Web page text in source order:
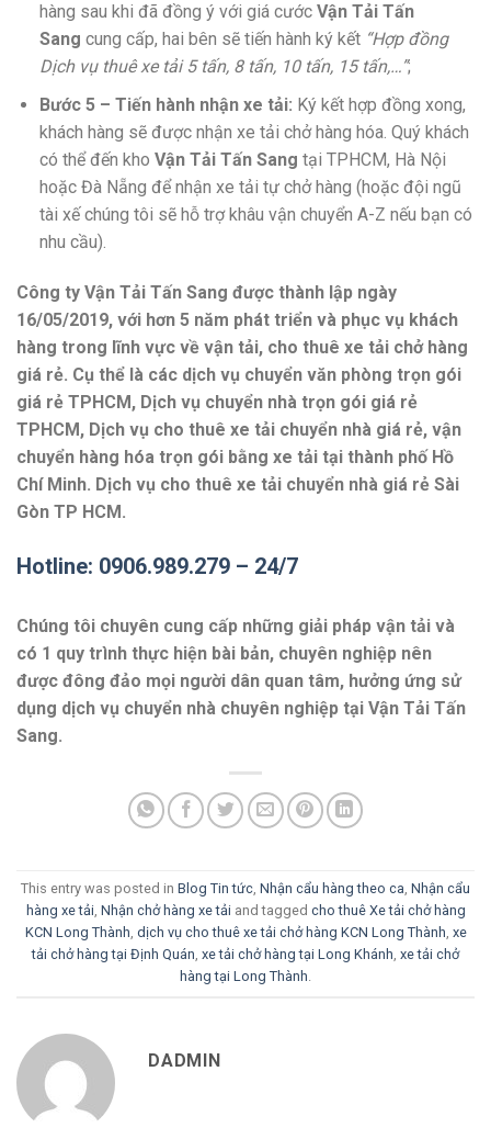
hàng sau khi đã đồng ý với giá cước Vận Tải Tấn
Sang cung cấp, hai bên sẽ tiến hành ký kết “Hợp đồng
Dịch vụ thuê xe tải 5 tấn, 8 tấn, 10 tấn, 15 tấn,…”;
Bước 5 – Tiến hành nhận xe tải: Ký kết hợp đồng xong,
khách hàng sẽ được nhận xe tải chở hàng hóa. Quý khách
có thể đến kho Vận Tải Tấn Sang tại TPHCM, Hà Nội
hoặc Đà Nẵng để nhận xe tải tự chở hàng (hoặc đội ngũ
tài xế chúng tôi sẽ hỗ trợ khâu vận chuyển A-Z nếu bạn có
nhu cầu).
Công ty Vận Tải Tấn Sang được thành lập ngày
16/05/2019, với hơn 5 năm phát triển và phục vụ khách
hàng trong lĩnh vực về vận tải, cho thuê xe tải chở hàng
giá rẻ. Cụ thể là các dịch vụ chuyển văn phòng trọn gói
giá rẻ TPHCM, Dịch vụ chuyển nhà trọn gói giá rẻ
TPHCM, Dịch vụ cho thuê xe tải chuyển nhà giá rẻ, vận
chuyển hàng hóa trọn gói bằng xe tải tại thành phố Hồ
Chí Minh. Dịch vụ cho thuê xe tải chuyển nhà giá rẻ Sài
Gòn TP HCM.
Hotline: 0906.989.279 – 24/7
Chúng tôi chuyên cung cấp những giải pháp vận tải và
có 1 quy trình thực hiện bài bản, chuyên nghiệp nên
được đông đảo mọi người dân quan tâm, hưởng ứng sử
dụng dịch vụ chuyển nhà chuyên nghiệp tại Vận Tải Tấn
Sang.
This entry was posted in Blog Tin tức Nhận cẩu hàng theo ca Nhận cẩu
hàng xe tải Nhận chở hàng xe tải and tagged cho thuê Xe tải chở hàng
KCN Long Thành dịch vụ cho thuê xe tải chở hàng KCN Long Thành xe
tải chở hàng tại Định Quán xe tải chở hàng tại Long Khánh xe tải chở
hàng tại Long Thành
DADMIN